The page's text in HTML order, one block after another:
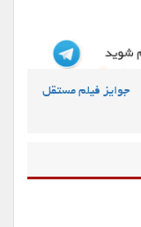
جوایز فیلم مستقل